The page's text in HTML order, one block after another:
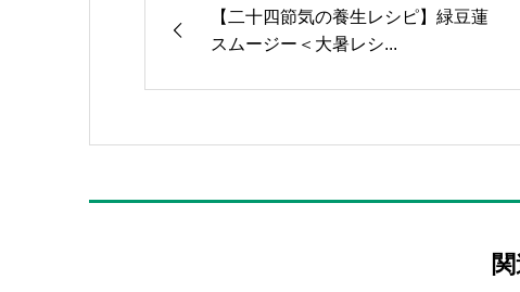
【二十四節気の養生レシピ】緑豆蓮
スムージー＜大暑レシ...